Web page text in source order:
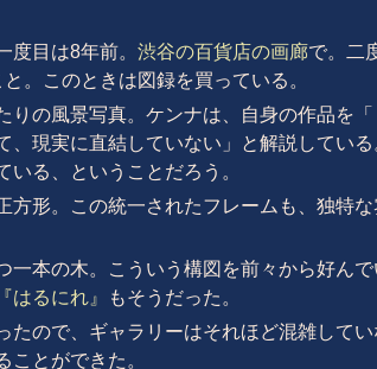
度目は8年前。 渋谷の百貨店の画廊で。二
。このときは図録を買っている。
りの風景写真。ケンナは、自身の作品を
、現実に直結していない」と解説してい
る、ということだろう。
方形。この統一されたフレームも、独特な
本の木。こういう構図を前々から好んで
はるにれ』
もそうだった。
ので、ギャラリーはそれほど混雑してい
ことができた。